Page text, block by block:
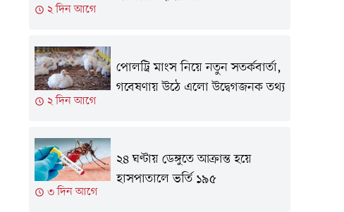
২ দিন আগে
২ দিন আগে
পোলট্রি মাংস নিয়ে নতুন সতর্কবার্তা,
গবেষণায় উঠে এলো উদ্বেগজনক তথ্য
৩ দিন আগে
২৪ ঘণ্টায় ডেঙ্গুতে আক্রান্ত হয়ে
হাসপাতালে ভর্তি ১৯৫